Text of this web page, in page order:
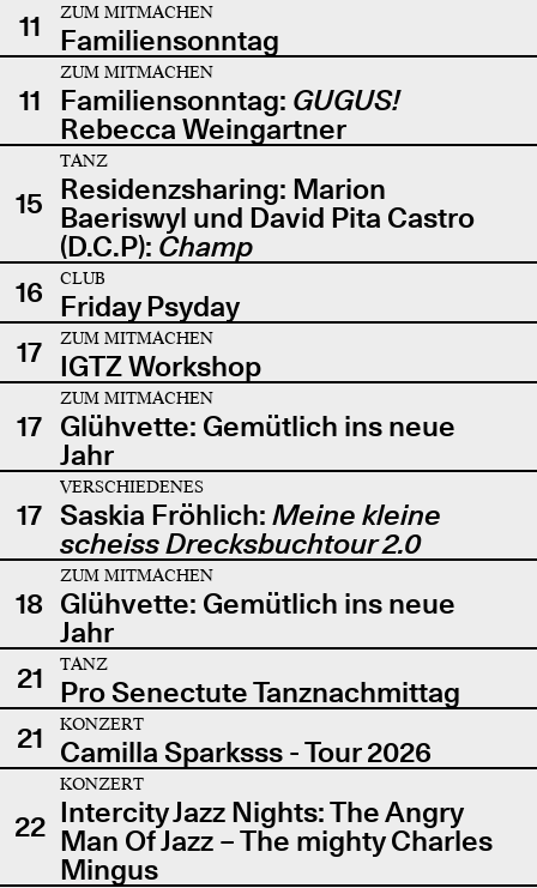
11
ZUM MITMACHEN
Familiensonntag
11
ZUM MITMACHEN
Familiensonntag: GUGUS!
Rebecca Weingartner
15
TANZ
Residenzsharing: Marion
Baeriswyl und David Pita Castro
(D.C.P): Champ
16
CLUB
Friday Psyday
17
ZUM MITMACHEN
IGTZ Workshop
17
ZUM MITMACHEN
Glühvette: Gemütlich ins neue
Jahr
17
VERSCHIEDENES
Saskia Fröhlich: Meine kleine
scheiss Drecksbuchtour 2.0
18
ZUM MITMACHEN
Glühvette: Gemütlich ins neue
Jahr
21
TANZ
Pro Senectute Tanznachmittag
21
KONZERT
Camilla Sparksss - Tour 2026
22
KONZERT
Intercity Jazz Nights: The Angry
Man Of Jazz – The mighty Charles
Mingus